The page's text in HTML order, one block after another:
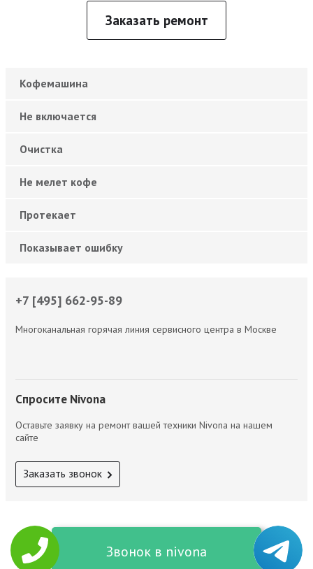
Заказать ремонт
Кофемашина
Не включается
Очистка
Не мелет кофе
Протекает
Показывает ошибку
+7 [495] 662-95-89
Многоканальная горячая линия сервисного центра в Москве
Спросите Nivona
Оставьте заявку на ремонт вашей техники Nivona на нашем
сайте
Заказать звонок
Звонок в nivona